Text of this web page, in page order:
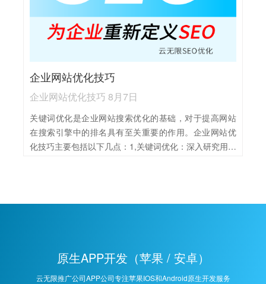
复杂或无关的参数。5,技术优化：确保页面加载速度快，
优化图片大小，压缩代码，使用CDN等技术手段。6,移
动优化：采用响应式设计，确保网站在不同设备上均能
良好显示和使用。7,用户体验：提升页面布局、色彩搭配
和导航设计的用户友好性，降低跳出率，提高用户满意
度。
企业网站优化技巧
企业网站优化技巧 8月7日
关键词优化是企业网站搜索优化的基础，对于提高网站
在搜索引擎中的排名具有至关重要的作用。企业网站优
化技巧主要包括以下几点：1,关键词优化：深入研究用户
求，提高用户粘性和搜索引擎信任度。3,网站结构优化：
能良好显示，提升用户体验。5,外部链接建设：积极获取
高质量的外部链接，提高网站权重和知名度。与相关行
原生APP开发（苹果 / 安卓）
云无限推广公司APP公司专注苹果IOS和Android原生开发服务